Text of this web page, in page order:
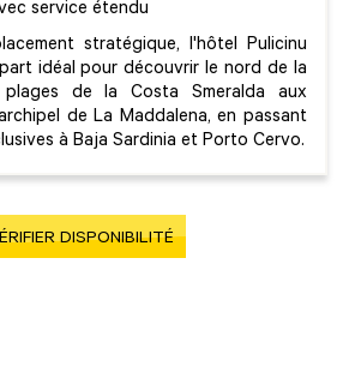
service étendu
stratégique, l'hôtel Pulicinu
idéal pour découvrir le nord de la
de la Costa Smeralda aux
de La Maddalena, en passant
à Baja Sardinia et Porto Cervo.
DISPONIBILITÉ